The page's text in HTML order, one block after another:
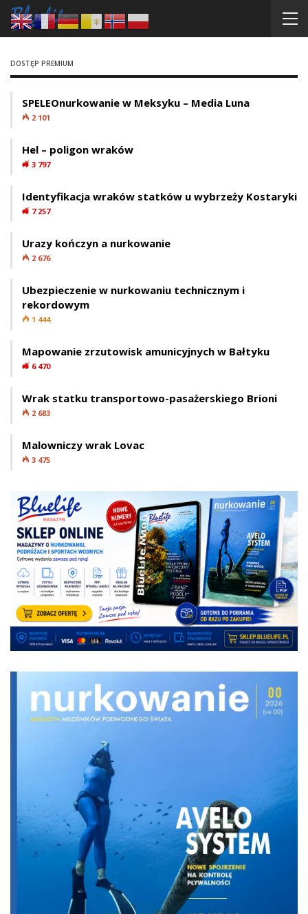
DOSTĘP PREMIUM
SPELEOnurkowanie w Meksyku – Media Luna
2 101
Hel – poligon wraków
3 797
Identyfikacja wraków statków u wybrzeży Kostaryki
7 257
Urazy kończyn a nurkowanie
2 676
Ubezpieczenie w nurkowaniu technicznym i
rekordowym
1 444
Mapowanie zrzutowisk amunicyjnych w Bałtyku
6 470
Wrak statku transportowo-pasażerskiego Brioni
2 683
Malowniczy wrak Lovac
3 475